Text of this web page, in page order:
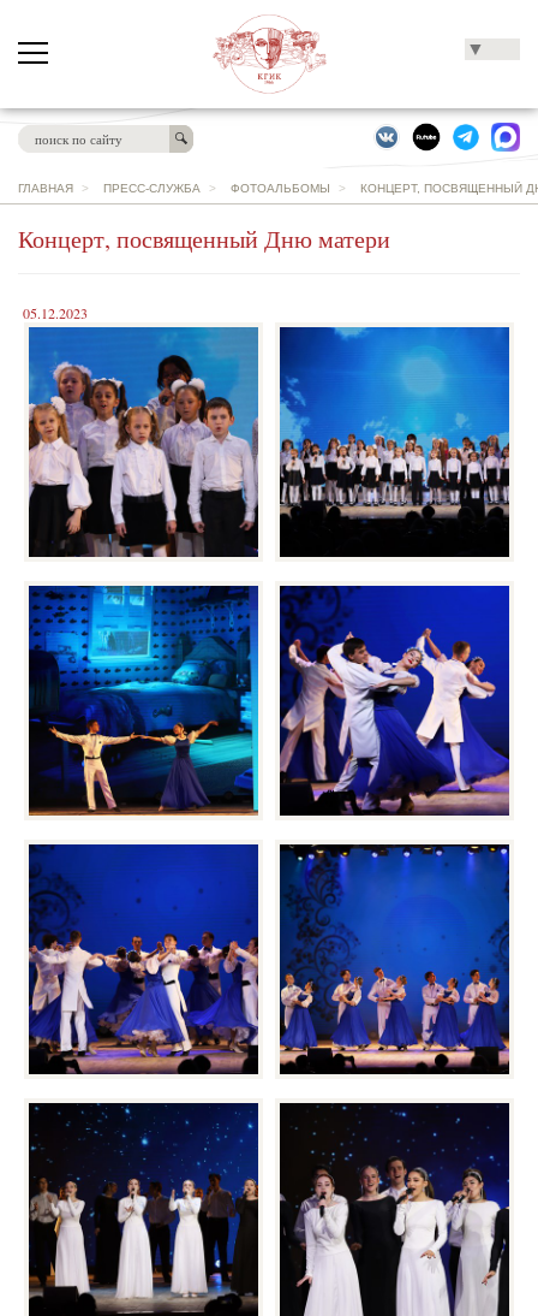
▼
ГЛАВНАЯ > ПРЕСС-СЛУЖБА > ФОТОАЛЬБОМЫ > КОНЦЕРТ, ПОСВЯЩЕННЫЙ
Концерт, посвященный Дню матери
05.12.2023